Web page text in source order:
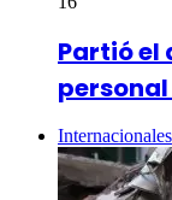
Partió el
Internacionales